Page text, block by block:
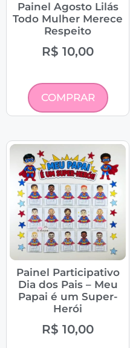
Painel Agosto Lilás
Todo Mulher Merece
Respeito
R$ 10,00
COMPRAR
Painel Participativo
Dia dos Pais – Meu
Papai é um Super-
Herói
R$ 10,00